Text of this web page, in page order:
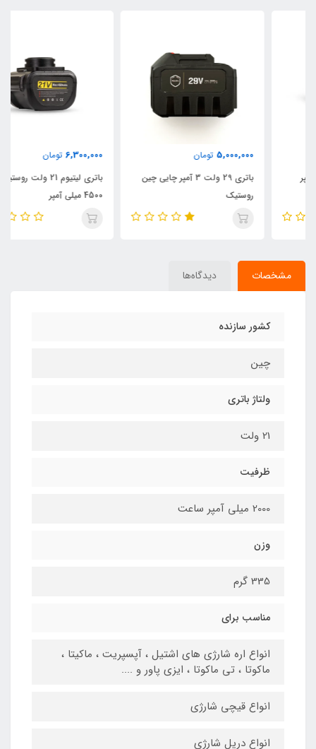
تومان
باتری 29 ولت 3 آمپر چایی چین
تومان
باتری لیتیوم 21 ولت روستیک
مشخصات دیدگاه‌ها
کشور سازنده
چین
ولتاژ باتری
21 ولت
ظرفیت
2000 میلی آمپر ساعت
وزن
335 گرم
مناسب برای
انواع اره شارژی های اشتیل ، آپسپریت ، ماکیتا ،
ماکوتا ، تی ماکوتا ، ایزی پاور و ....
انواع قیچی شارژی
انواع دریل شارژی